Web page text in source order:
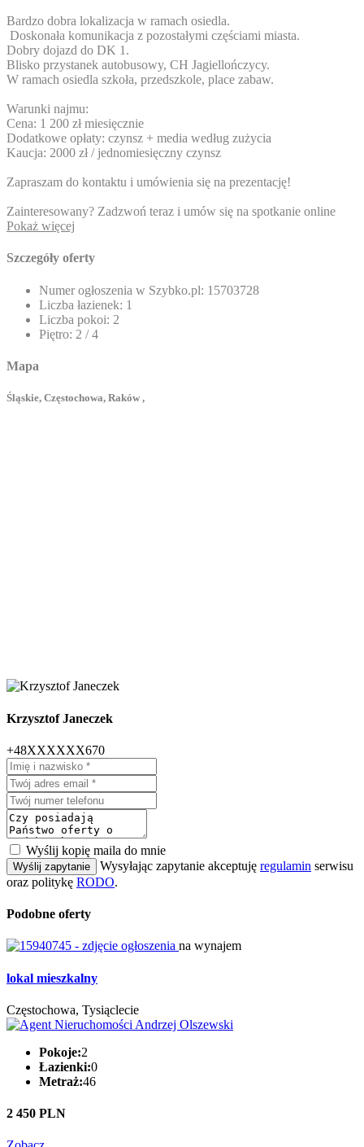
Bardzo dobra lokalizacja w ramach osiedla.
Doskonała komunikacja z pozostałymi częściami miasta.
Dobry dojazd do DK 1.
Blisko przystanek autobusowy, CH Jagiellończycy.
W ramach osiedla szkoła, przedszkole, place zabaw.
Warunki najmu:
Cena: 1 200 zł miesięcznie
Dodatkowe opłaty: czynsz + media według zużycia
Kaucja: 2000 zł / jednomiesięczny czynsz
Zapraszam do kontaktu i umówienia się na prezentację!
Zainteresowany? Zadzwoń teraz i umów się na spotkanie online
Pokaż więcej
Szczegóły oferty
Numer ogłoszenia w Szybko.pl: 15703728
Liczba łazienek: 1
Liczba pokoi: 2
Piętro: 2 / 4
Mapa
Śląskie, Częstochowa, Raków ,
Krzysztof Janeczek
+48XXXXXX670
Wyślij kopię maila do mnie
Wyślij zapytanie Wysyłając zapytanie akceptuję regulamin serwisu
oraz politykę RODO.
Podobne oferty
na wynajem
lokal mieszkalny
Częstochowa, Tysiąclecie
Pokoje:2
Łazienki:0
Metraż:46
2 450 PLN